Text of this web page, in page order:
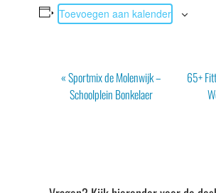
Toevoegen aan kalender
Evenement
Navigatie
«Sportmix de Molenwijk –
Schoolplein Bonkelaer
65+